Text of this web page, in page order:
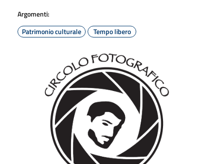
Argomenti:
Patrimonio culturale
Tempo libero